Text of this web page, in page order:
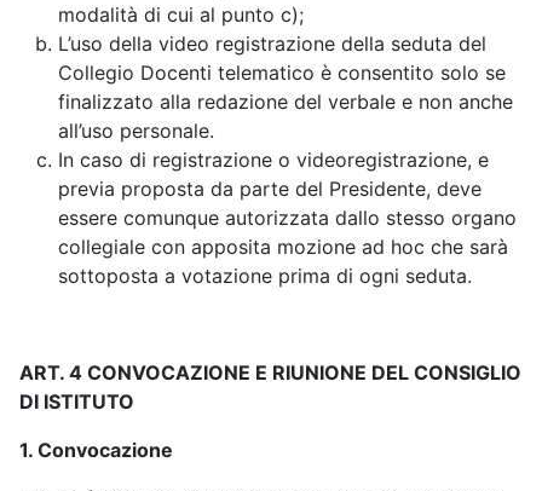
modalità di cui al punto c);
L’uso della video registrazione della seduta del
Collegio Docenti telematico è consentito solo se
finalizzato alla redazione del verbale e non anche
all’uso personale.
In caso di registrazione o videoregistrazione, e
previa proposta da parte del Presidente, deve
essere comunque autorizzata dallo stesso organo
collegiale con apposita mozione ad hoc che sarà
sottoposta a votazione prima di ogni seduta.
ART. 4 CONVOCAZIONE E RIUNIONE DEL CONSIGLIO
DI ISTITUTO
1. Convocazione